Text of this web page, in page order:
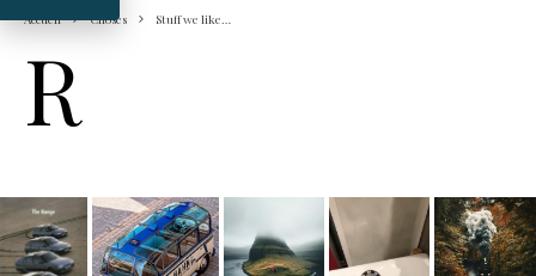
Accueil Choses Stuff we like…
R